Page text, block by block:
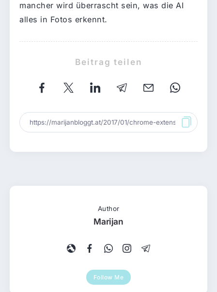
mancher wird überrascht sein, was die AI
alles in Fotos erkennt.
Beitrag teilen
Author
Marijan
Follow Me